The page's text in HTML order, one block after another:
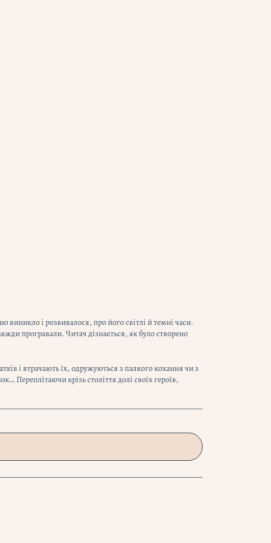
і розвивалося, про його світлі й темні часи.
програвали. Читач дізнається, як було створено
і втрачають їх, одружуються з палкого кохання чи з
Переплітаючи крізь століття долі своїх героїв,